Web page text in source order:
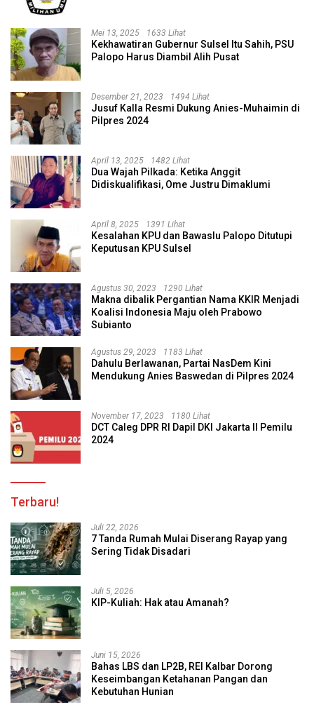
Mei 13, 2025 1633 Lihat
Kekhawatiran Gubernur Sulsel Itu Sahih, PSU
Palopo Harus Diambil Alih Pusat
Desember 21, 2023 1494 Lihat
Jusuf Kalla Resmi Dukung Anies-Muhaimin di
Pilpres 2024
April 13, 2025 1482 Lihat
Dua Wajah Pilkada: Ketika Anggit
Didiskualifikasi, Ome Justru Dimaklumi
April 8, 2025 1391 Lihat
Kesalahan KPU dan Bawaslu Palopo Ditutupi
Keputusan KPU Sulsel
Agustus 30, 2023 1290 Lihat
Makna dibalik Pergantian Nama KKIR Menjadi
Koalisi Indonesia Maju oleh Prabowo
Subianto
Agustus 29, 2023 1183 Lihat
Dahulu Berlawanan, Partai NasDem Kini
Mendukung Anies Baswedan di Pilpres 2024
November 17, 2023 1180 Lihat
DCT Caleg DPR RI Dapil DKI Jakarta II Pemilu
2024
Terbaru!
Juli 22, 2026
7 Tanda Rumah Mulai Diserang Rayap yang
Sering Tidak Disadari
Juli 5, 2026
KIP-Kuliah: Hak atau Amanah?
Juni 15, 2026
Bahas LBS dan LP2B, REI Kalbar Dorong
Keseimbangan Ketahanan Pangan dan
Kebutuhan Hunian